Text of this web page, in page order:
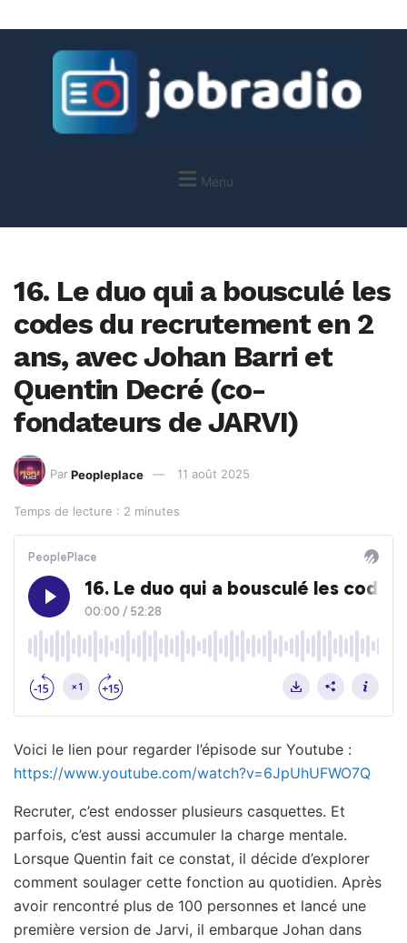
Menu
16. Le duo qui a bousculé les
codes du recrutement en 2
ans, avec Johan Barri et
Quentin Decré (co-
fondateurs de JARVI)
Par Peopleplace 11 août 2025
Temps de lecture : 2 minutes
Voici le lien pour regarder l’épisode sur Youtube :
https://www.youtube.com/watch?v=6JpUhUFWO7Q
Recruter, c’est endosser plusieurs casquettes. Et
parfois, c’est aussi accumuler la charge mentale.
Lorsque Quentin fait ce constat, il décide d’explorer
comment soulager cette fonction au quotidien. Après
avoir rencontré plus de 100 personnes et lancé une
première version de Jarvi, il embarque Johan dans